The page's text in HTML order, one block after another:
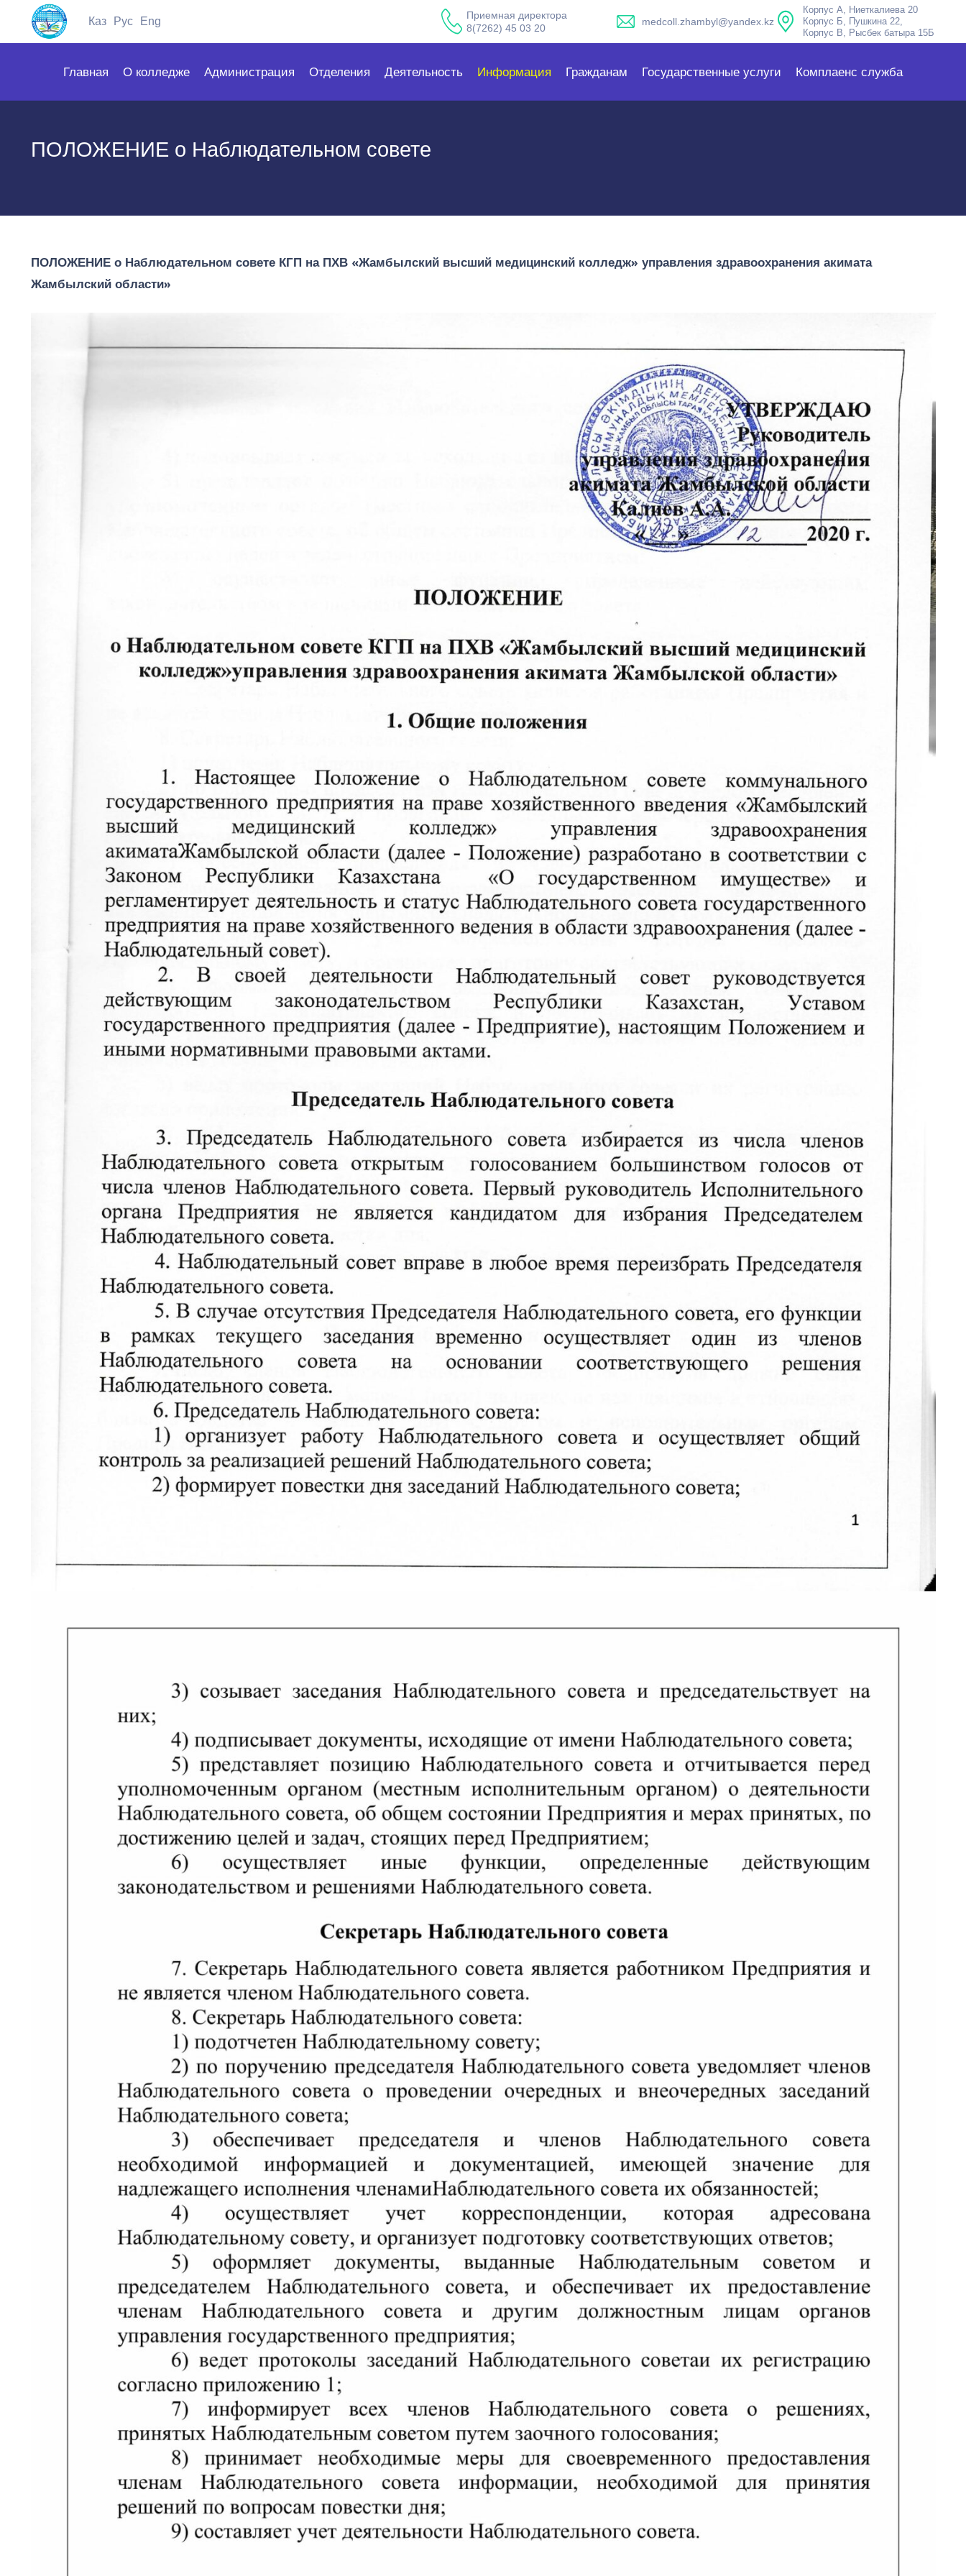
Каз Рус Eng
Приемная директора
8(7262) 45 03 20
medcoll.zhambyl@yandex.kz
Корпус А, Ниеткалиева 20
Корпус Б, Пушкина 22,
Корпус В, Рысбек батыра 15Б
Главная О колледже Администрация Отделения Деятельность Информация Гражданам Государственные услуги Комплаенс служба
ПОЛОЖЕНИЕ о Наблюдательном совете
ПОЛОЖЕНИЕ о Наблюдательном совете КГП на ПХВ «Жамбылский высший медицинский колледж» управления здравоохранения акимата
Жамбылский области»